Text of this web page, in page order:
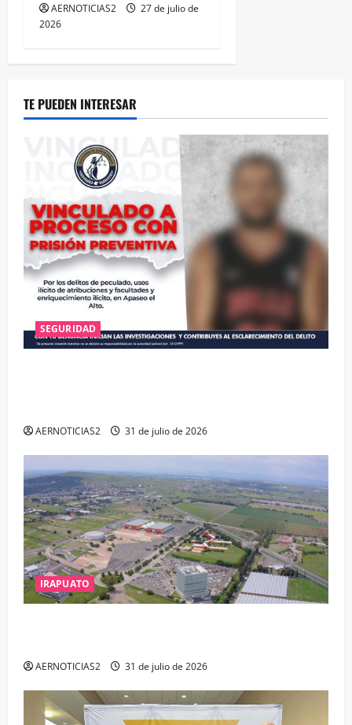
AERNOTICIAS2
27 de julio de
2026
TE PUEDEN INTERESAR
SEGURIDAD
AERNOTICIAS2 31 de julio de 2026
IRAPUATO
AERNOTICIAS2 31 de julio de 2026